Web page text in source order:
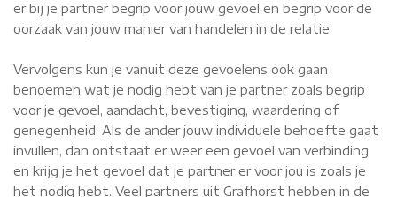
er bij je partner begrip voor jouw gevoel en begrip voor de
oorzaak van jouw manier van handelen in de relatie.
Vervolgens kun je vanuit deze gevoelens ook gaan
benoemen wat je nodig hebt van je partner zoals begrip
voor je gevoel, aandacht, bevestiging, waardering of
genegenheid. Als de ander jouw individuele behoefte gaat
invullen, dan ontstaat er weer een gevoel van verbinding
en krijg je het gevoel dat je partner er voor jou is zoals je
het nodig hebt. Veel partners uit Grafhorst hebben in de